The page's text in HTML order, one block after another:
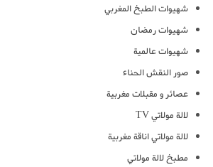
شهيوات الطبخ المغربي
شهيوات رمضان
شهيوات عالمية
صور النقش الحناء
عصائر و مقبلات مغربية
لالة مولاتي TV
لالة مولاتي اناقة مغربية
مطبخ لالة مولاتي